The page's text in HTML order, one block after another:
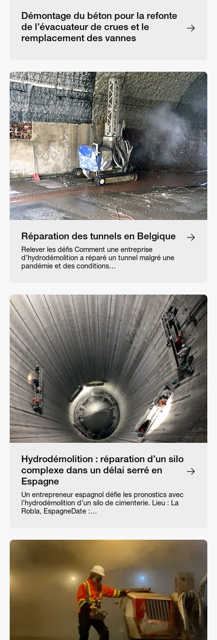
Démontage du béton pour la refonte
de l’évacuateur de crues et le
remplacement des vannes
Réparation des tunnels en Belgique
Relever les défis Comment une entreprise
d’hydrodémolition a réparé un tunnel malgré une
pandémie et des conditions…
Hydrodémolition : réparation d’un silo
complexe dans un délai serré en
Espagne
Un entrepreneur espagnol défie les pronostics avec
l’hydrodémolition d’un silo de cimenterie. Lieu : La
Robla, EspagneDate :…